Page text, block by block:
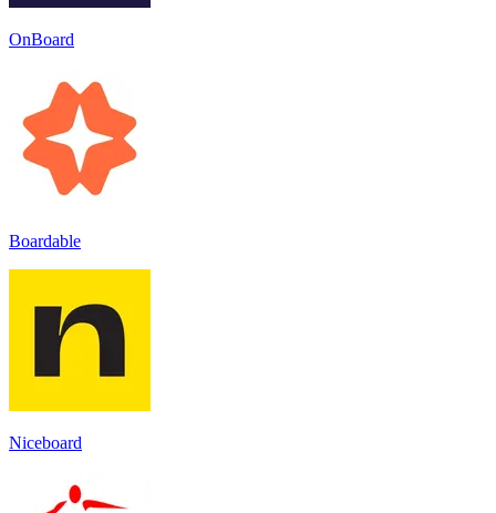
OnBoard
Boardable
Niceboard